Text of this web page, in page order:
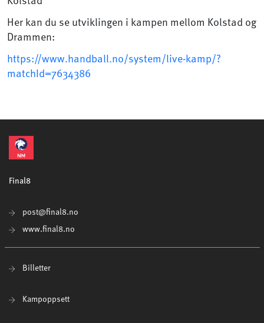
Her kan du se utviklingen i kampen mellom Kolstad og
Drammen:
https://www.handball.no/system/live-kamp/?
matchId=7634386
Final8
post@final8.no
www.final8.no
Billetter
Kampoppsett